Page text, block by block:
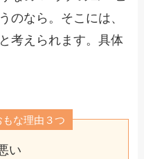
のなら。そこには、
考えられます。具体
な理由３つ
い